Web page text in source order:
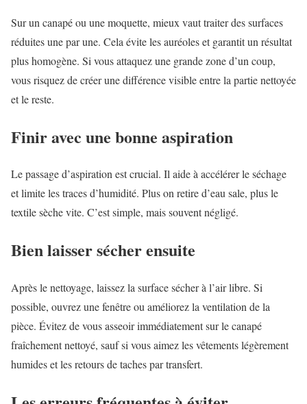
Sur un canapé ou une moquette, mieux vaut traiter des surfaces
réduites une par une. Cela évite les auréoles et garantit un résultat
plus homogène. Si vous attaquez une grande zone d’un coup,
vous risquez de créer une différence visible entre la partie nettoyée
et le reste.
Finir avec une bonne aspiration
Le passage d’aspiration est crucial. Il aide à accélérer le séchage
et limite les traces d’humidité. Plus on retire d’eau sale, plus le
textile sèche vite. C’est simple, mais souvent négligé.
Bien laisser sécher ensuite
Après le nettoyage, laissez la surface sécher à l’air libre. Si
possible, ouvrez une fenêtre ou améliorez la ventilation de la
pièce. Évitez de vous asseoir immédiatement sur le canapé
fraîchement nettoyé, sauf si vous aimez les vêtements légèrement
humides et les retours de taches par transfert.